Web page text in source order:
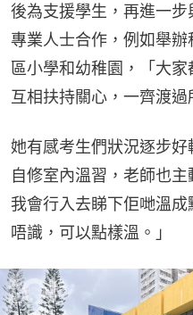
後為支援學生，再進一
專業人士合作，例如舉
區小學和幼稚園，「大
互相扶持關心，一齊渡過
她有感考生們狀況逐步
自修室內溫習，老師也
我會行入去睇下佢哋溫
唔識，可以點樣溫。」